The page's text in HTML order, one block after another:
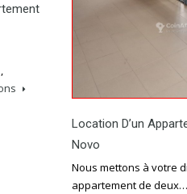
Location D’un
Novo
Nous mettons à votre
appartement de deux…